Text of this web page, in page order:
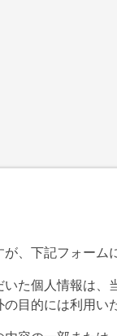
が、下記フォーム
いた個人情報は
目的には利用い